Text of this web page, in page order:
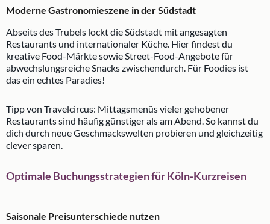
Moderne Gastronomieszene in der Südstadt
Abseits des Trubels lockt die Südstadt mit angesagten
Restaurants und internationaler Küche. Hier findest du
kreative Food-Märkte sowie Street-Food-Angebote für
abwechslungsreiche Snacks zwischendurch. Für Foodies ist
das ein echtes Paradies!
Tipp von Travelcircus: Mittagsmenüs vieler gehobener
Restaurants sind häufig günstiger als am Abend. So kannst du
dich durch neue Geschmackswelten probieren und gleichzeitig
clever sparen.
Optimale Buchungsstrategien für Köln-Kurzreisen
Saisonale Preisunterschiede nutzen